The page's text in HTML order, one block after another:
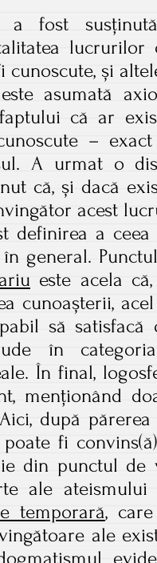
a fost
și
asumată
că ar
–
A urmat o
că, și dacă
acest
definirea a
în general.
este acela
cunoașterii,
să
în
În final,
menționând
după
fi
din punctul de
ale
temporară,
ale